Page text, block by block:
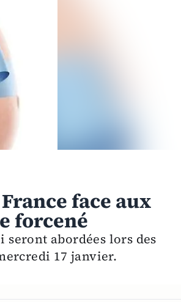
face aux
forcené
seront abordées lors des
17 janvier.